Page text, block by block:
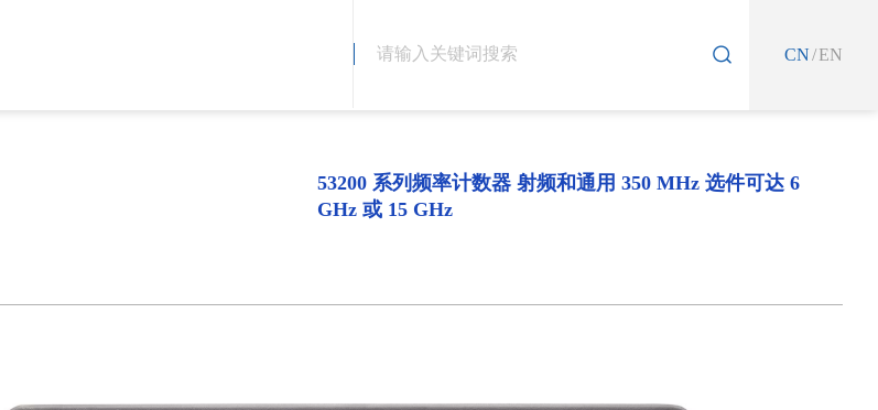
CN/EN
53200 系列频率计数器 射频和通用 350 MHz 选件可达 6
GHz 或 15 GHz